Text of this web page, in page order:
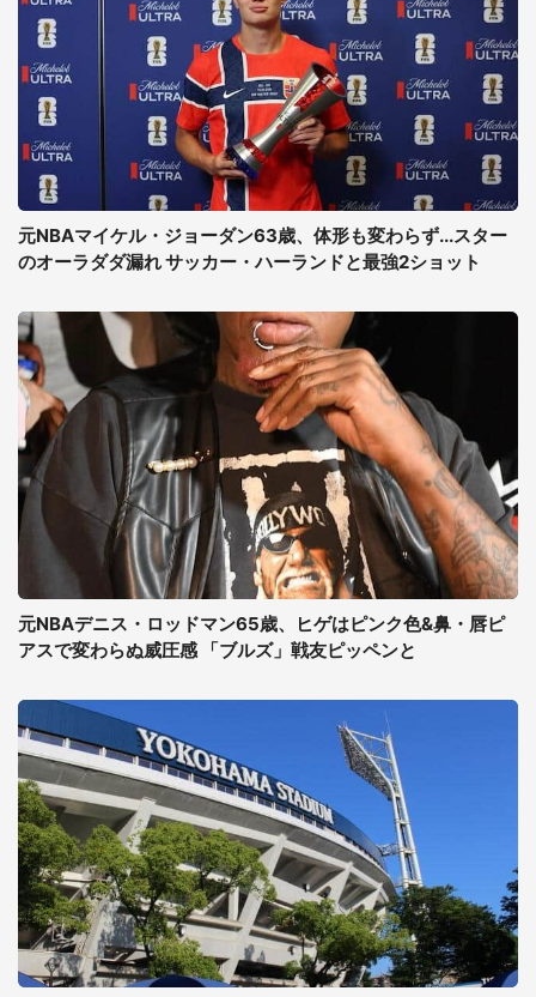
元NBAマイケル・ジョーダン63歳、体形も変わらず...スター
のオーラダダ漏れ サッカー・ハーランドと最強2ショット
元NBAデニス・ロッドマン65歳、ヒゲはピンク色&鼻・唇ピ
アスで変わらぬ威圧感 「ブルズ」戦友ピッペンと